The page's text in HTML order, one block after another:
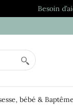
Besoin
bébé & Baptême